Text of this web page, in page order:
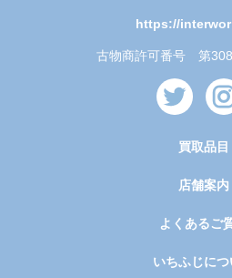
https://
古物商許可番号 第
買取品目
店舗案内
よくあるご
いちふじにつ